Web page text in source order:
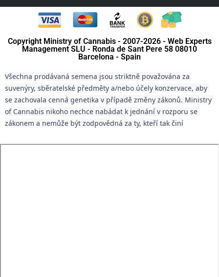
Copyright Ministry of Cannabis - 2007-2026 - Web Experts
Management SLU - Ronda de Sant Pere 58 08010
Barcelona - Spain
Všechna prodávaná semena jsou striktně považována za
suvenýry, sběratelské předměty a/nebo účely konzervace, aby
se zachovala cenná genetika v případě změny zákonů. Ministry
of Cannabis nikoho nechce nabádat k jednání v rozporu se
zákonem a nemůže být zodpovědná za ty, kteří tak činí